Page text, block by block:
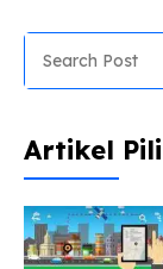
dengan
Apalagi saat
jenis
di indonesia
biasa di jual
Artikel